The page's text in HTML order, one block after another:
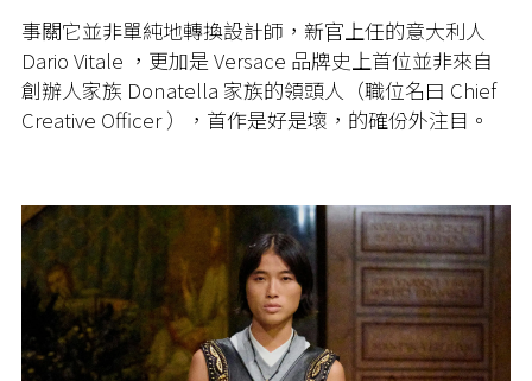
事關它並非單純地轉換設計師，新官上任的意大利人
Dario Vitale ，更加是 Versace 品牌史上首位並非來自
創辦人家族 Donatella 家族的領頭人（職位名曰 Chief
Creative Officer ），首作是好是壞，的確份外注目。